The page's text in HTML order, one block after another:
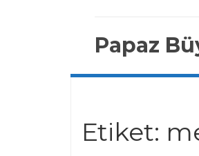
Papaz
Etiket: